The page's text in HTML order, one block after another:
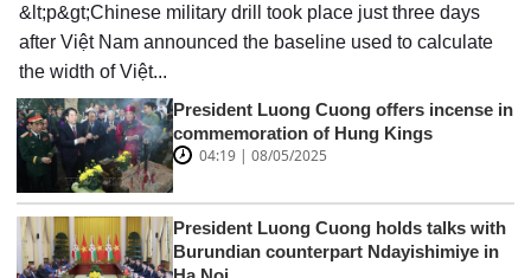
&lt;p&gt;Chinese military drill took place just three days
after Việt Nam announced the baseline used to calculate
the width of Việt...
President Luong Cuong offers incense in
commemoration of Hung Kings
04:19 | 08/05/2025
President Luong Cuong holds talks with
Burundian counterpart Ndayishimiye in